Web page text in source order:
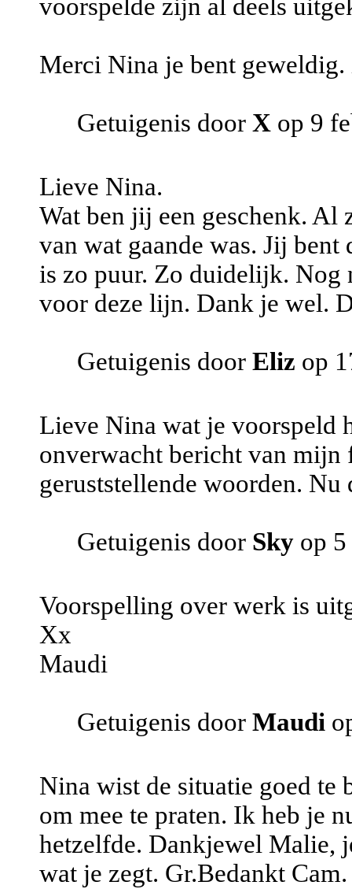
voorspelde zijn al deels
Merci Nina je bent
Getuigenis door X op 9
Lieve Nina.
Wat ben jij een geschenk. Al
van wat gaande was. Jij bent
is zo puur. Zo duidelijk. Nog
voor deze lijn. Dank je wel.
Getuigenis door Eliz op
Lieve Nina wat je voorspeld
onverwacht bericht van
geruststellende woorden. Nu
Getuigenis door Sky op
Voorspelling over werk is
Xx
Maudi
Getuigenis door Maudi
Nina wist de situatie goed te
om mee te praten. Ik heb je
hetzelfde. Dankjewel Malie,
wat je zegt. Gr.Bedankt Cam.